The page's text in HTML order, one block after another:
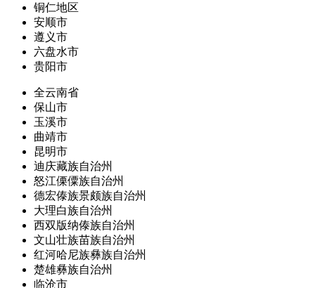
铜仁地区
安顺市
遵义市
六盘水市
贵阳市
全云南省
保山市
玉溪市
曲靖市
昆明市
迪庆藏族自治州
怒江傈僳族自治州
德宏傣族景颇族自治州
大理白族自治州
西双版纳傣族自治州
文山壮族苗族自治州
红河哈尼族彝族自治州
楚雄彝族自治州
临沧市